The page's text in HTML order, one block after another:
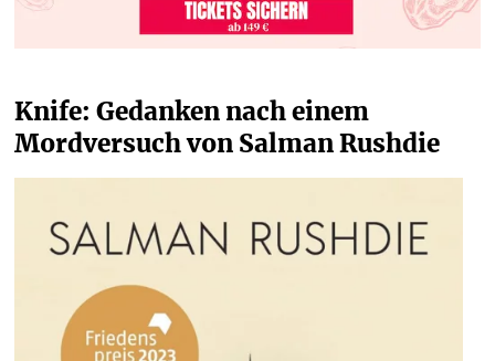
Knife: Gedanken nach einem
Mordversuch von Salman Rushdie